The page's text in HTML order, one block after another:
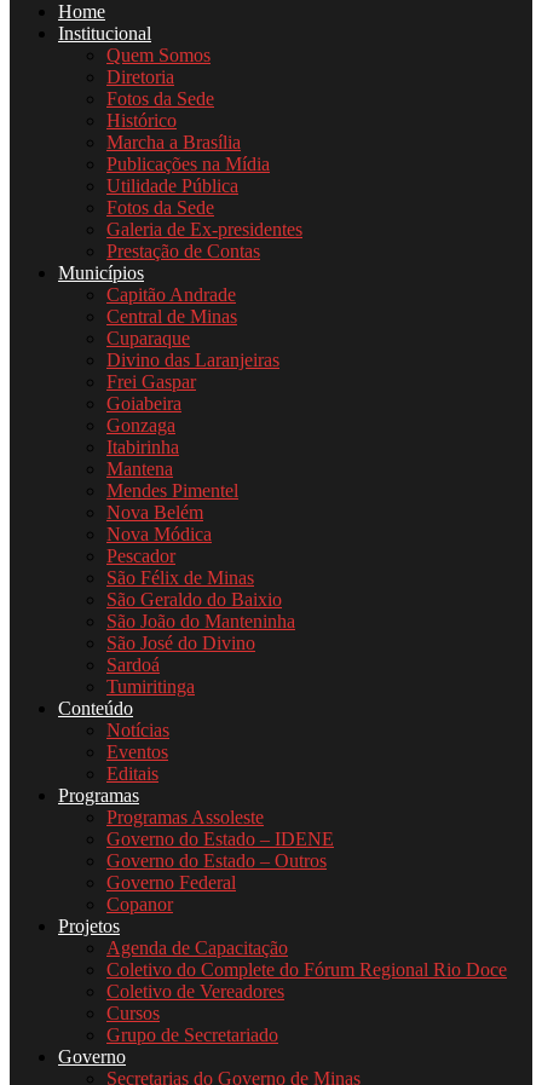
Home
Institucional
Quem Somos
Diretoria
Fotos da Sede
Histórico
Marcha a Brasília
Publicações na Mídia
Utilidade Pública
Fotos da Sede
Galeria de Ex-presidentes
Prestação de Contas
Municípios
Capitão Andrade
Central de Minas
Cuparaque
Divino das Laranjeiras
Frei Gaspar
Goiabeira
Gonzaga
Itabirinha
Mantena
Mendes Pimentel
Nova Belém
Nova Módica
Pescador
São Félix de Minas
São Geraldo do Baixio
São João do Manteninha
São José do Divino
Sardoá
Tumiritinga
Conteúdo
Notícias
Eventos
Editais
Programas
Programas Assoleste
Governo do Estado – IDENE
Governo do Estado – Outros
Governo Federal
Copanor
Projetos
Agenda de Capacitação
Coletivo do Complete do Fórum Regional Rio Doce
Coletivo de Vereadores
Cursos
Grupo de Secretariado
Governo
Secretarias do Governo de Minas